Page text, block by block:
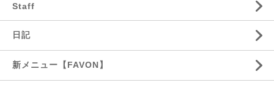
Staff
日記
新メニュー【FAVON】